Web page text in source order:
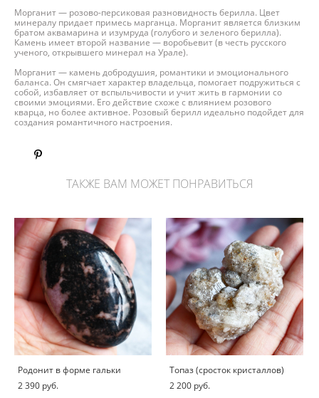
Морганит — розово-персиковая разновидность берилла. Цвет
минералу придает примесь марганца. Морганит является близким
братом аквамарина и изумруда (голубого и зеленого берилла).
Камень имеет второй название — воробьевит (в честь русского
ученого, открывшего минерал на Урале).
Морганит — камень добродушия, романтики и эмоционального
баланса. Он смягчает характер владельца, помогает подружиться с
собой, избавляет от вспыльчивости и учит жить в гармонии со
своими эмоциями. Его действие схоже с влиянием розового
кварца, но более активное. Розовый берилл идеально подойдет для
создания романтичного настроения.
ТАКЖЕ ВАМ МОЖЕТ ПОНРАВИТЬСЯ
Родонит в форме гальки
2 390 pуб.
Топаз (сросток кристаллов)
2 200 pуб.